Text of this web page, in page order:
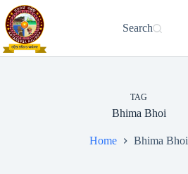
Skip
to
content
Search
TAG
Bhima Bhoi
Home Bhima Bhoi